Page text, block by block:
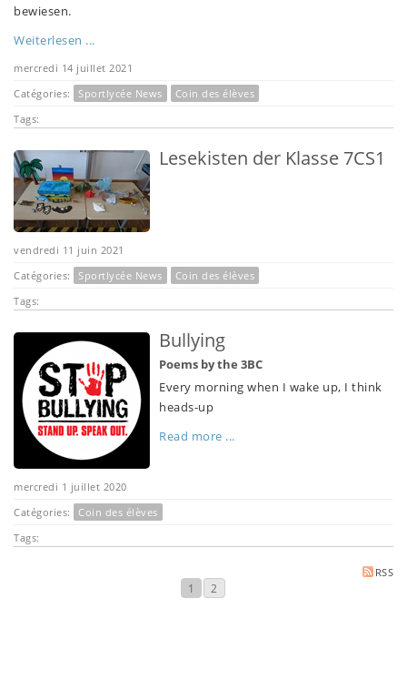
bewiesen.
Weiterlesen ...
mercredi 14 juillet 2021
Catégories:
Sportlycée News
Coin des élèves
Tags:
Lesekisten der Klasse 7CS1
vendredi 11 juin 2021
Catégories:
Sportlycée News
Coin des élèves
Tags:
Bullying
Poems by the 3BC
Every morning when I wake up, I think
heads-up
Read more ...
mercredi 1 juillet 2020
Catégories:
Coin des élèves
Tags:
RSS
1 2